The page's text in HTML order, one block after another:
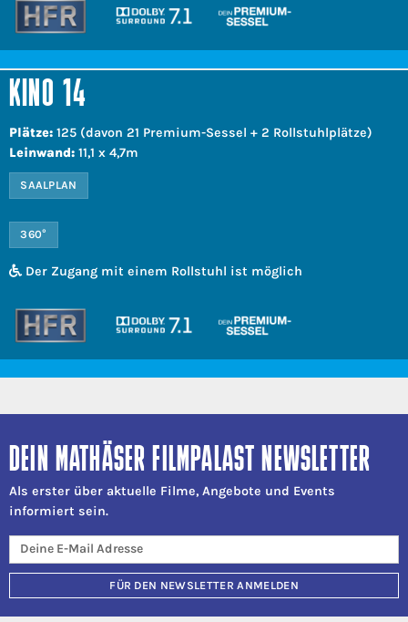
KINO 14
Plätze: 125 (davon 21 Premium-Sessel + 2 Rollstuhlplätze)
Leinwand: 11,1 x 4,7m
SAALPLAN
360°
Der Zugang mit einem Rollstuhl ist möglich
DEIN MATHÄSER FILMPALAST NEWSLETTER
Als erster über aktuelle Filme, Angebote und Events
informiert sein.
FÜR DEN NEWSLETTER ANMELDEN